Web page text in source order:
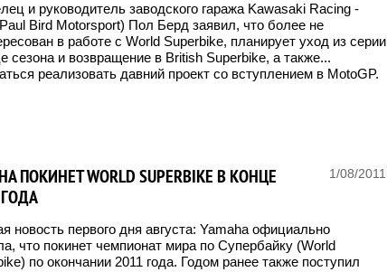
и руководитель заводского гаража Kawasaki Racing -
Bird Motorsport) Пол Берд заявил, что более не
в работе с World Superbike, планирует уход из серии
сезона и возвращение в British Superbike, а также...
реализовать давний проект со вступлением в MotoGP.
1/08/2011
ПОКИНЕТ WORLD SUPERBIKE В КОНЦЕ
новость первого дня августа: Yamaha официально
что покинет чемпионат мира по Супербайку (World
по окончании 2011 года. Годом ранее также поступил